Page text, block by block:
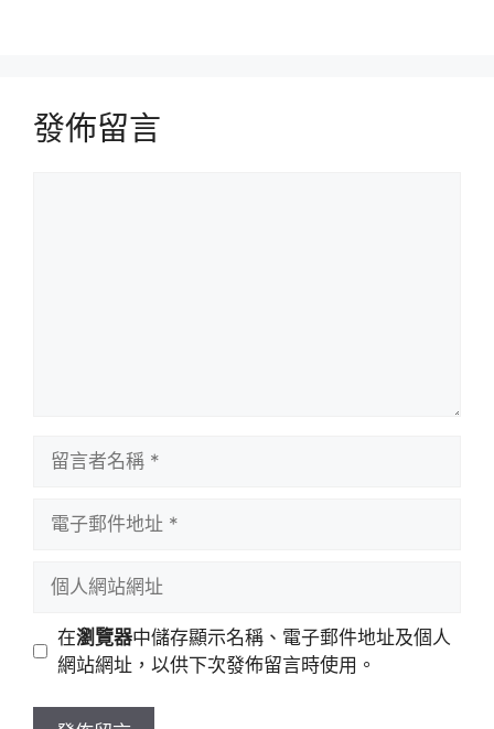
發佈留言
址
站
址
在瀏覽器中儲存顯示名稱、電子郵件地址及個人
網站網址，以供下次發佈留言時使用。